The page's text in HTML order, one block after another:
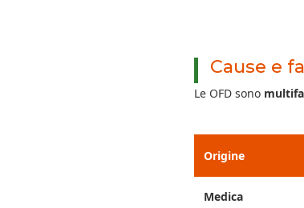
Cause e
Le OFD sono
Origine
Medica